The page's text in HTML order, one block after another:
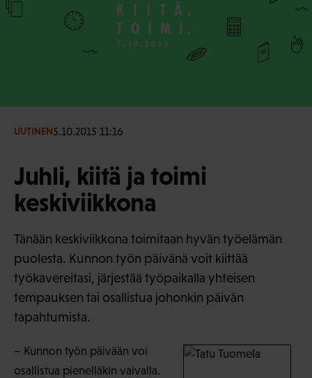
UUTINEN5.10.2015 11:16
Juhli, kiitä ja toimi
keskiviikkona
Tänään keskiviikkona toimitaan hyvän työelämän
puolesta. Kunnon työn päivänä voit kiittää
työkavereitasi, järjestää työpaikalla yhteisen
tempauksen tai osallistua johonkin päivän
tapahtumista.
– Kunnon työn päivään voi
osallistua pienelläkin vaivalla.